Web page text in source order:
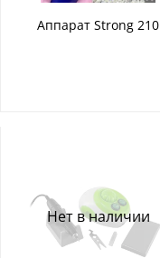
Аппарат Strong 210
Нет в наличии